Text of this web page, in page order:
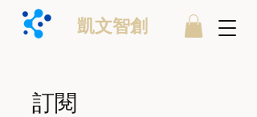
凱文智創
訂閱